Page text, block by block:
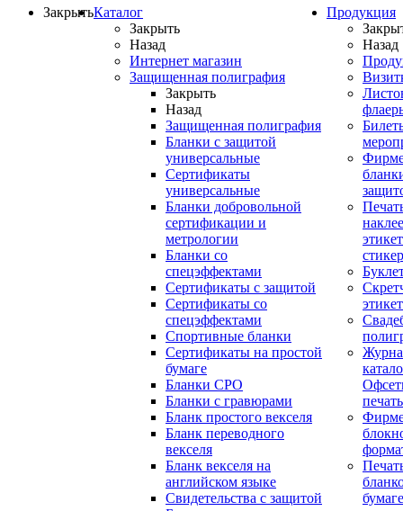
ЗакрытьКаталог
Закрыть
Назад
Интернет магазин
Защищенная полиграфия
Закрыть
Назад
Защищенная полиграфия
Бланки с защитой
универсальные
Сертификаты
универсальные
Бланки добровольной
сертификации и
метрологии
Бланки со
спецэффектами
Сертификаты с защитой
Сертификаты со
спецэффектами
Спортивные бланки
Cертификаты на простой
бумаге
Бланки СРО
Бланки с гравюрами
Бланк простого векселя
Бланк переводного
векселя
Бланк векселя на
английском языке
Свидетельства с защитой
Продукция
Назад
печать